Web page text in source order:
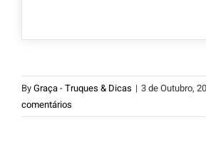
ByGraça - Truques & Dicas | 3 de Outubro,
comentários